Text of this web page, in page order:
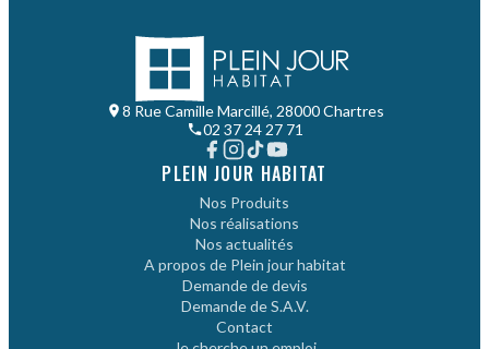
8 Rue Camille Marcillé, 28000 Chartres
02 37 24 27 71
PLEIN JOUR HABITAT
Nos Produits
Nos réalisations
Nos actualités
A propos de Plein jour habitat
Demande de devis
Demande de S.A.V.
Contact